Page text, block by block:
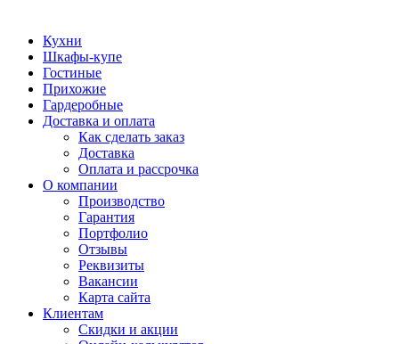
Кухни
Шкафы-купе
Гостиные
Прихожие
Гардеробные
Доставка и оплата
Как сделать заказ
Доставка
Оплата и рассрочка
О компании
Производство
Гарантия
Портфолио
Отзывы
Реквизиты
Вакансии
Карта сайта
Клиентам
Скидки и акции